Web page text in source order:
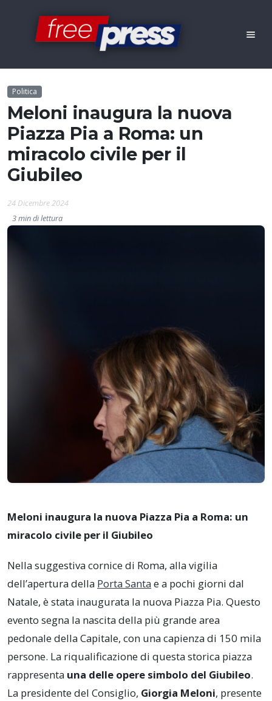
Politica
Meloni inaugura la nuova
Piazza Pia a Roma: un
miracolo civile per il
Giubileo
24 Dicembre 2024
3 min di lettura
Meloni inaugura la nuova Piazza Pia a Roma: un
miracolo civile per il Giubileo
Nella suggestiva cornice di Roma, alla vigilia
dell’apertura della Porta Santa e a pochi giorni dal
Natale, è stata inaugurata la nuova Piazza Pia. Questo
evento segna la nascita della più grande area
pedonale della Capitale, con una capienza di 150 mila
persone. La riqualificazione di questa storica piazza
rappresenta una delle opere simbolo del Giubileo.
La presidente del Consiglio, Giorgia Meloni, presente